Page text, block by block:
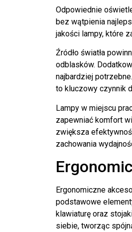
Odpowiednie
bez wątpienia
jakości lampy, które
Źródło światła
odblasków.
najbardziej
to kluczowy czynnik
Lampy w miejscu
zapewniać komfort
zwiększa
zachowania
Ergonomiczne
podstawowe
klawiaturę oraz
siebie, tworząc